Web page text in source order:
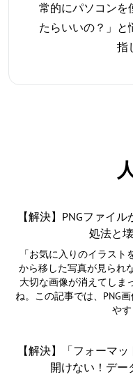
常的にパソコンを
たらいいの？」と
指
【解決】PNGファイ
処法と
「お気に入りのイラス
から移した写真が見られ
大切な画像が消えてしま
ね。この記事では、PNG
やす
【解決】「フォーマ
開けない！デー